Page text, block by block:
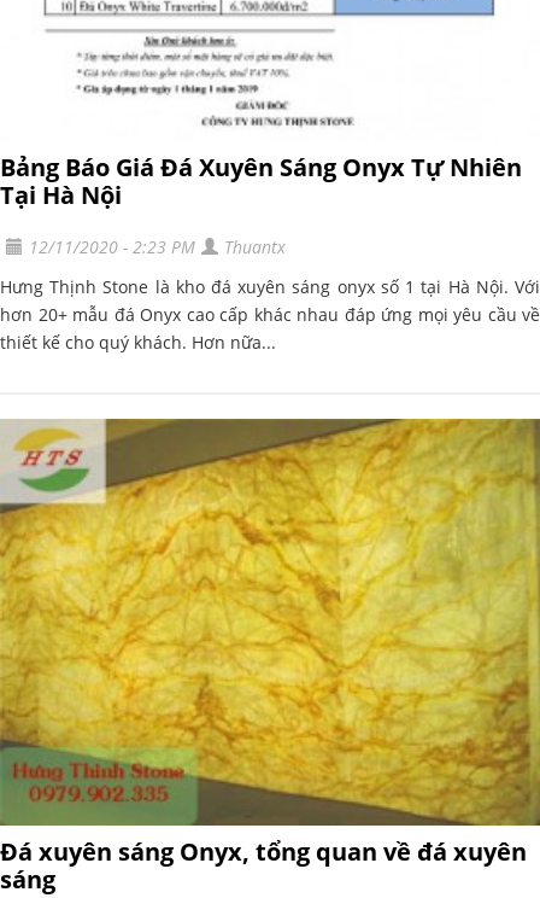
Bảng Báo Giá Đá Xuyên Sáng Onyx Tự Nhiên
Tại Hà Nội
12/11/2020 - 2:23 PM
Thuantx
Hưng Thịnh Stone là kho đá xuyên sáng onyx số 1 tại Hà Nội. Với
hơn 20+ mẫu đá Onyx cao cấp khác nhau đáp ứng mọi yêu cầu về
thiết kế cho quý khách. Hơn nữa...
Đá xuyên sáng Onyx, tổng quan về đá xuyên
sáng